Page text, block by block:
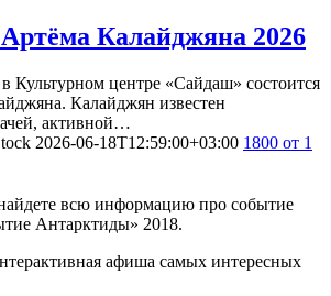
Калайджяна 2026
Культурном центре «Сайдаш» состоится
Калайджян известен
активной…
2026-06-18T12:59:00+03:00 1800 от 1
всю информацию про событие
Антарктиды» 2018.
афиша самых интересных